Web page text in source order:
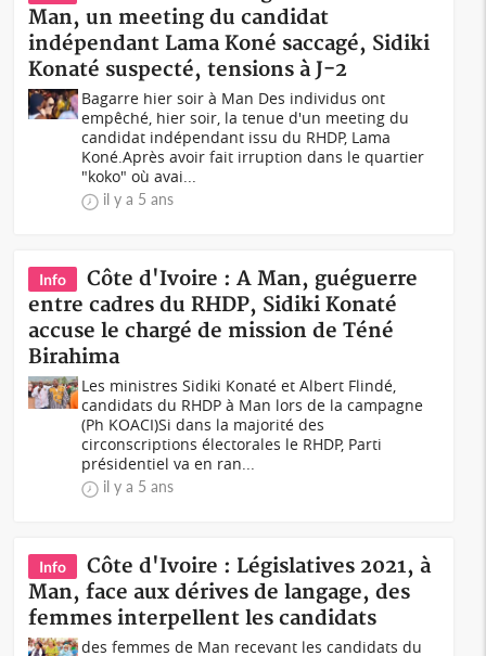
Man, un meeting du candidat
indépendant Lama Koné saccagé, Sidiki
Konaté suspecté, tensions à J-2
Bagarre hier soir à Man Des individus ont
empêché, hier soir, la tenue d'un meeting du
candidat indépendant issu du RHDP, Lama
Koné.Après avoir fait irruption dans le quartier
"koko" où avai...
il y a 5 ans
Info
Côte d'Ivoire : A Man, guéguerre
entre cadres du RHDP, Sidiki Konaté
accuse le chargé de mission de Téné
Birahima
Les ministres Sidiki Konaté et Albert Flindé,
candidats du RHDP à Man lors de la campagne
(Ph KOACI)Si dans la majorité des
circonscriptions électorales le RHDP, Parti
présidentiel va en ran...
il y a 5 ans
Info
Côte d'Ivoire : Législatives 2021, à
Man, face aux dérives de langage, des
femmes interpellent les candidats
des femmes de Man recevant les candidats du